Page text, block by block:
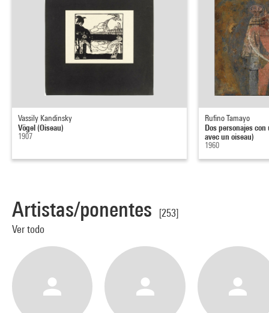
Vassily Kandinsky
Vögel (Oiseau)
1907
Rufino Tamayo
Dos personajes
avec un oiseau)
1960
Artistas/ponentes
[253]
Ver todo